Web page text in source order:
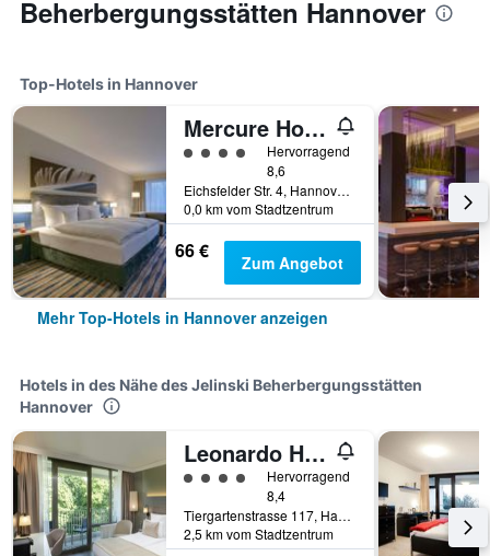
Beherbergungsstätten Hannover
Top-Hotels in Hannover
Mercure Hotel Am Entenfang Hannover
Bewertungskategorie 4
Hervorragend
8,6
Eichsfelder Str. 4, Hannover, Niedersachsen, Deutschland
0,0 km vom Stadtzentrum
66 € Zum Angebot
Mehr Top-Hotels in Hannover anzeigen
Hotels in des Nähe des Jelinski Beherbergungsstätten
Hannover
Leonardo Hotel Hannover
Bewertungskategorie 4
Hervorragend
8,4
Tiergartenstrasse 117, Hannover, Niedersachsen, Deutschland
2,5 km vom Stadtzentrum